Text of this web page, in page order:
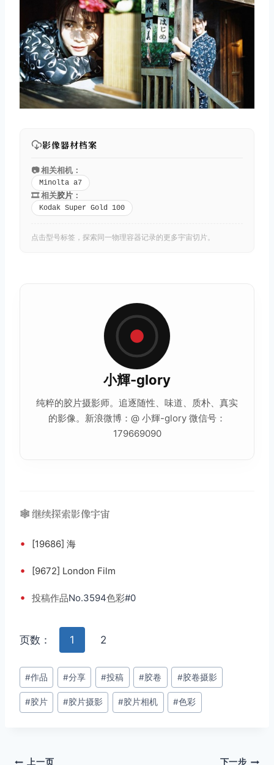
影像器材档案
📷 相关相机：
Minolta a7
🎞️ 相关胶片 ：
Kodak Super Gold 100
点击型号标签，探索同一物理容器记录的更多宇宙切片。
小輝-glory
纯粹的胶片摄影师。追逐随性、味道、质朴、真实
的影像。新浪微博：@ 小輝-glory 微信号：
179669090
🕸️ 继续探索影像宇宙
• [19686] 海
• [9672] London Film
• 投稿作品No.3594色彩#0
页数： 1 2
文
章
标
#作品 #分享 #投稿 #胶卷 #胶卷摄影
#胶片 #胶片摄影 #胶片相机 #色彩
上一页 下一步